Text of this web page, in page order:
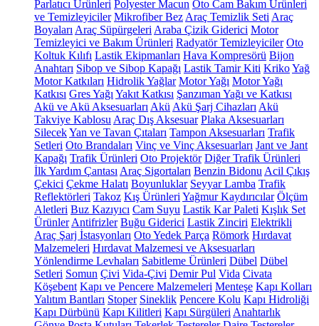
Parlatıcı Ürünleri Polyester Macun Oto Cam Bakım Ürünleri
ve Temizleyiciler Mikrofiber Bez Araç Temizlik Seti Araç
Boyaları Araç Süpürgeleri Araba Çizik Giderici Motor
Temizleyici ve Bakım Ürünleri Radyatör Temizleyiciler Oto
Koltuk Kılıfı Lastik Ekipmanları Hava Kompresörü Bijon
Anahtarı Sibop ve Sibop Kapağı Lastik Tamir Kiti KrikoYağ
Motor Katkıları Hidrolik Yağlar Motor Yağı Motor Yağı
Katkısı Gres Yağı Yakıt Katkısı Şanzıman Yağı ve Katkısı
Akü ve Akü Aksesuarları Akü Akü Şarj Cihazları Akü
Takviye Kablosu Araç Dış Aksesuar Plaka Aksesuarları
SilecekYan ve Tavan Çıtaları Tampon Aksesuarları Trafik
Setleri Oto Brandaları Vinç ve Vinç Aksesuarları Jant ve Jant
Kapağı Trafik Ürünleri Oto Projektör Diğer Trafik Ürünleri
İlk Yardım Çantası Araç Sigortaları Benzin Bidonu Acil Çıkış
Çekici Çekme Halatı Boyunluklar Seyyar Lamba Trafik
Reflektörleri Takoz Kış Ürünleri Yağmur Kaydırıcılar Ölçüm
Aletleri Buz Kazıyıcı Cam Suyu Lastik Kar Paleti Kışlık Set
Ürünler Antifrizler Buğu Giderici Lastik Zinciri Elektrikli
Araç Şarj İstasyonları Oto Yedek Parça Römork Hırdavat
Malzemeleri Hırdavat Malzemesi ve Aksesuarları
Yönlendirme Levhaları Sabitleme Ürünleri Dübel Dübel
Setleri Somun Çivi Vida-Çivi Demir Pul Vida Civata
Köşebent Kapı ve Pencere Malzemeleri Menteşe Kapı Kolları
Yalıtım Bantları Stoper Sineklik Pencere Kolu Kapı Hidroliği
Kapı Dürbünü Kapı Kilitleri Kapı Sürgüleri Anahtarlık